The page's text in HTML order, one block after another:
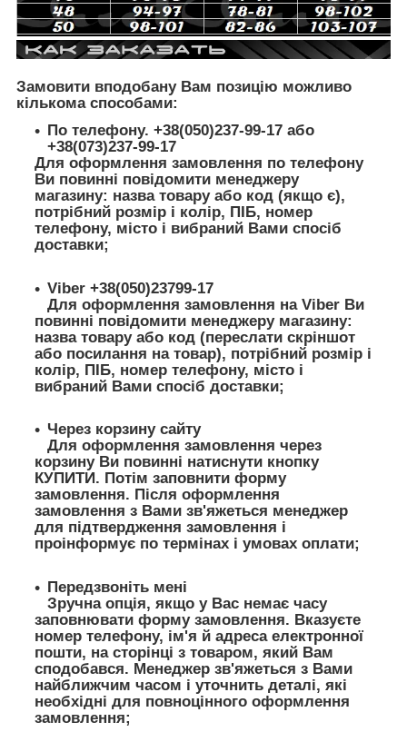
Замовити вподобану Вам позицію можливо
кількома способами:
По телефону. +38(050)237-99-17 або
+38(073)237-99-17
Для оформлення замовлення по телефону
Ви повинні повідомити менеджеру
магазину: назва товару або код (якщо є),
потрібний розмір і колір, ПІБ, номер
телефону, місто і вибраний Вами спосіб
доставки;
Viber +38(050)23799-17
Для оформлення замовлення на Viber Ви
повинні повідомити менеджеру магазину:
назва товару або код (переслати скріншот
або посилання на товар), потрібний розмір і
колір, ПІБ, номер телефону, місто і
вибраний Вами спосіб доставки;
Через корзину сайту
Для оформлення замовлення через
корзину Ви повинні натиснути кнопку
КУПИТИ. Потім заповнити форму
замовлення. Після оформлення
замовлення з Вами зв'яжеться менеджер
для підтвердження замовлення і
проінформує по термінах і умовах оплати;
Передзвоніть мені
Зручна опція, якщо у Вас немає часу
заповнювати форму замовлення. Вказуєте
номер телефону, ім'я й адреса електронної
пошти, на сторінці з товаром, який Вам
сподобався. Менеджер зв'яжеться з Вами
найближчим часом і уточнить деталі, які
необхідні для повноцінного оформлення
замовлення;